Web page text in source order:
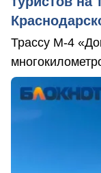
Трассу М-4